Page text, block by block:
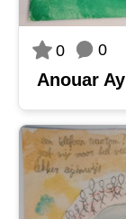
0 0
Anouar Ay